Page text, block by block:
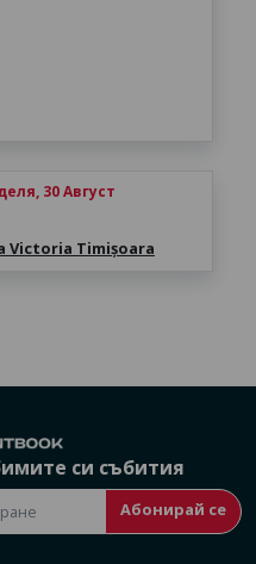
30 Август
Victoria Timișoara
си събития
Абонирай се